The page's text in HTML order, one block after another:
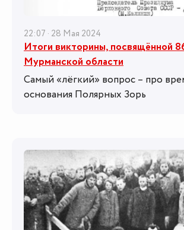
22:07 · 28 Мая 2024
Итоги викторины, посвящённой
Мурманской области
Самый «лёгкий» вопрос – про
основания Полярных Зорь